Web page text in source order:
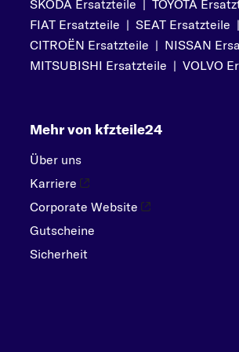
SKODA Ersatzteile | TOYOTA
FIAT Ersatzteile | SEAT Ersatzteile |
CITROËN Ersatzteile | NISSAN
MITSUBISHI Ersatzteile | VOLVO
Mehr von kfzteile24
Über uns
Karriere
Corporate Website
Gutscheine
Sicherheit